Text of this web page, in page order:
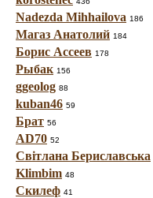
Nadezda Mihhailova 186
Магаз Анатолий 184
Борис Ассеев 178
Рыбак 156
ggeolog 88
kuban46 59
Брат 56
AD70 52
Світлана Бериславська
Klimbim 48
Скилеф 41